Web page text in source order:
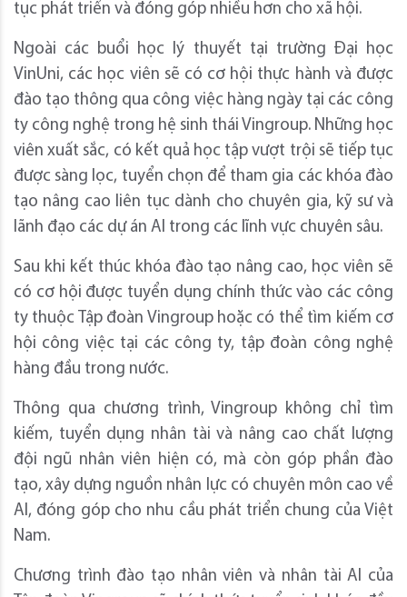
tục phát triển và đóng góp nhiều hơn cho xã hội.
Ngoài các buổi học lý thuyết tại trường Đại học
VinUni, các học viên sẽ có cơ hội thực hành và được
đào tạo thông qua công việc hàng ngày tại các công
ty công nghệ trong hệ sinh thái Vingroup. Những học
viên xuất sắc, có kết quả học tập vượt trội sẽ tiếp tục
được sàng lọc, tuyển chọn để tham gia các khóa đào
tạo nâng cao liên tục dành cho chuyên gia, kỹ sư và
lãnh đạo các dự án AI trong các lĩnh vực chuyên sâu.
Sau khi kết thúc khóa đào tạo nâng cao, học viên sẽ
có cơ hội được tuyển dụng chính thức vào các công
ty thuộc Tập đoàn Vingroup hoặc có thể tìm kiếm cơ
hội công việc tại các công ty, tập đoàn công nghệ
hàng đầu trong nước.
Thông qua chương trình, Vingroup không chỉ tìm
kiếm, tuyển dụng nhân tài và nâng cao chất lượng
đội ngũ nhân viên hiện có, mà còn góp phần đào
tạo, xây dựng nguồn nhân lực có chuyên môn cao về
AI, đóng góp cho nhu cầu phát triển chung của Việt
Nam.
Chương trình đào tạo nhân viên và nhân tài AI của